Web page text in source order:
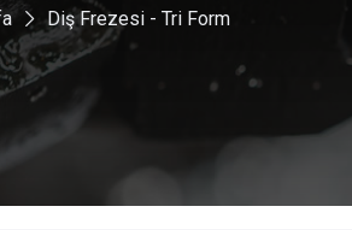
Diş Frezesi - Tri Form